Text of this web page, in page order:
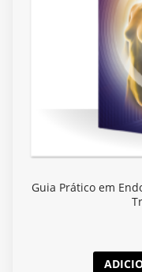
Guia Prático em